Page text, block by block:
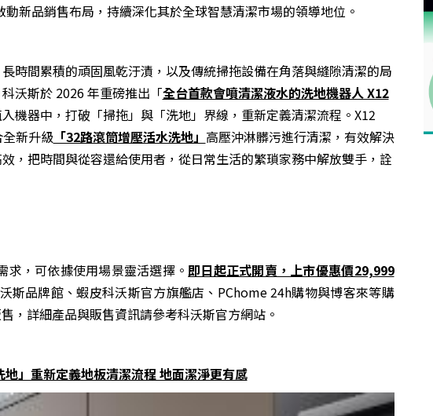
新品銷售布局，持續深化其於全球智慧清潔市場的領導地位。
時間累積的頑固風乾汙漬，以及傳統掃拖設備在角落與縫隙清潔的局
沃斯於 2026 年重磅推出「全台首款會噴清潔液水的洗地機器人 X12
機器中，打破「掃拖」與「洗地」界線，重新定義清潔流程。X12
新升級 「32路滾筒增壓活水洗地」 高壓沖淋髒污進行清潔，有效解決
，把時間與從容還給使用者，從日常生活的繁瑣家務中解放雙手，詮
求，可依據使用場景靈活選擇。 即日起正式開賣，上市優惠價29,999
斯品牌館、蝦皮科沃斯官方旗艦店、PChome 24h購物與博客來等購
，詳細產品與販售資訊請參考科沃斯官方網站。
」重新定義地板清潔流程 地面潔淨更有感